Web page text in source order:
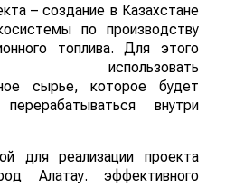
– создание в Казахстане
по производству
топлива. Для этого
использовать
сырье, которое будет
внутри
для реализации проекта
Алатау. эффективного